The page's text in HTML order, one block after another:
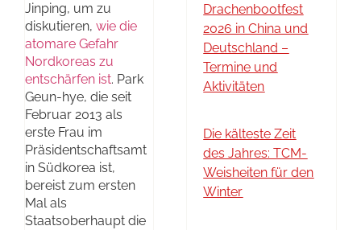
Jinping, um zu
diskutieren, wie die
atomare Gefahr
Nordkoreas zu
entschärfen ist. Park
Geun-hye, die seit
Februar 2013 als
erste Frau im
Präsidentschaftsamt
in Südkorea ist,
bereist zum ersten
Mal als
Staatsoberhaupt die
Drachenbootfest
2026 in China und
Deutschland –
Termine und
Aktivitäten
Die kälteste Zeit
des Jahres: TCM-
Weisheiten für den
Winter